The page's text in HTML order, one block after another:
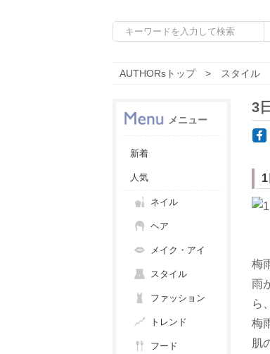
AUTHORsトップ スタイル
メニュー
新着
人気
ネイル
ヘア
メイク・アイ
スタイル
ファッション
トレンド
フード
3
梅
雨
ら
梅
肌